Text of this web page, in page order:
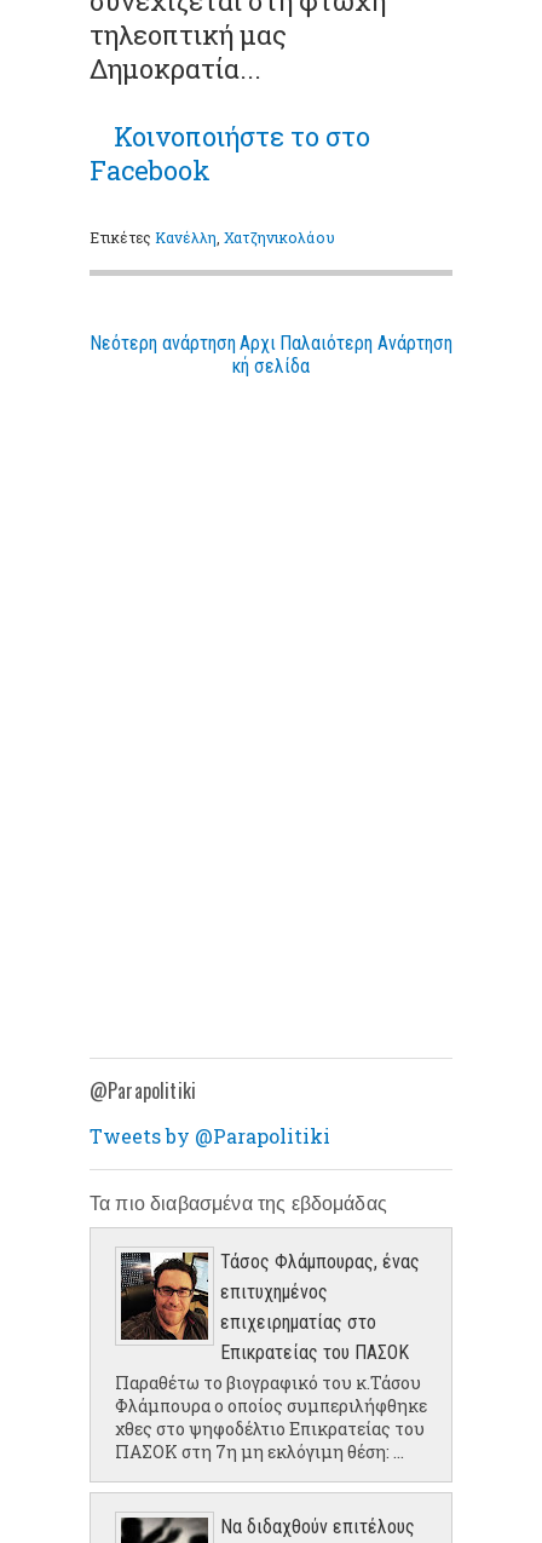
τηλεοπτική μας
Δημοκρατία...
Κοινοποιήστε το στο
Facebook
ΕτικέτεςΚανέλλη ,Χατζηνικολάου
Νεότερη ανάρτηση Παλαιότερη Ανάρτηση
Αρχι
κή σελίδα
@Parapolitiki
Tweets by @Parapolitiki
Τα πιο διαβασμένα της εβδομάδας
Τάσος Φλάμπουρας, ένας
επιτυχημένος
επιχειρηματίας στο
Επικρατείας του ΠΑΣΟΚ
Παραθέτω το βιογραφικό του κ.Τάσου
Φλάμπουρα ο οποίος συμπεριλήφθηκε
χθες στο ψηφοδέλτιο Επικρατείας του
ΠΑΣΟΚ στη 7η μη εκλόγιμη θέση: ...
Να διδαχθούν επιτέλους